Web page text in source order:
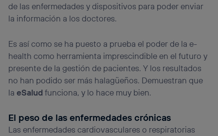
de las enfermedades y dispositivos para poder enviar
la información a los doctores.
Es así como se ha puesto a prueba el poder de la e-
health como herramienta imprescindible en el futuro y
presente de la gestión de pacientes. Y los resultados
no han podido ser más halagüeños. Demuestran que
laeSaludfunciona, y lo hace muy bien.
El peso de las enfermedades crónicas
Las enfermedades cardiovasculares o respiratorias